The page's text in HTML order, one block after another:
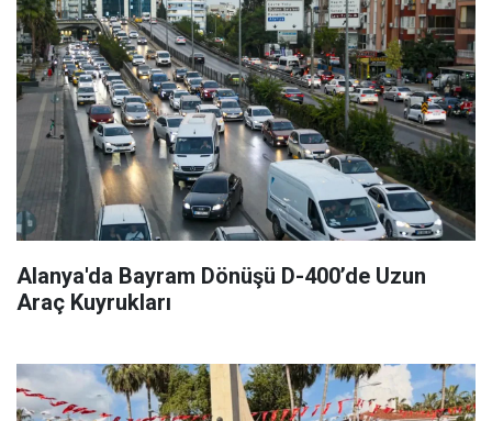
Alanya'da Bayram Dönüşü D-400’de Uzun
Araç Kuyrukları